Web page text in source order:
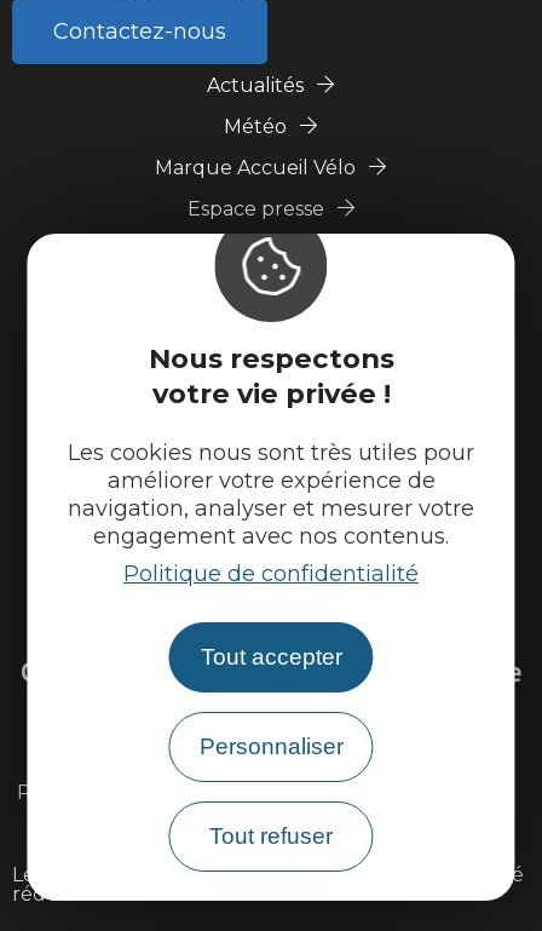
Nous respectons
votre vie privée !
Les cookies nous sont très utiles pour
améliorer votre expérience de
navigation, analyser et mesurer votre
engagement avec nos contenus.
Politique de confidentialité
Tout accepter
Personnaliser
Tout refuser
Contactez-nous
Actualités
Météo
Marque Accueil Vélo
Espace presse
Espace pro
Partenaires
Venir sur la Via Ardèche
Questions fréquentes sur la Via Ardèche
Existe il une carte détaillée du parcours ?
Peut-on louer ou réparer son vélo sur l'itinéraire ?
Peut-on faire la Via Ardèche avec des enfants ?
Le parcours est il accessible aux personnes à mobilité
réduite ?